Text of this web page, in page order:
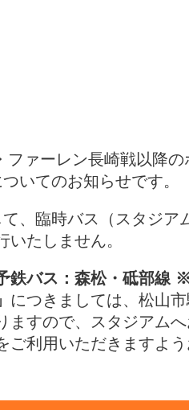
グッズ
ファーレン長崎戦以降の
いてのお知らせです。
、臨時バス（スタジア
たしません。
鉄バス：森松・砥部線
につきましては、松山
ますので、スタジアム
ご利用いただきますよ